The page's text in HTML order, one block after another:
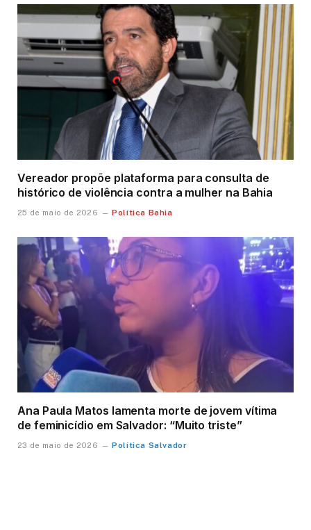
Vereador propõe plataforma para consulta de
histórico de violência contra a mulher na Bahia
25 de maio de 2026 Política Bahia
Ana Paula Matos lamenta morte de jovem vítima
de feminicídio em Salvador: “Muito triste”
23 de maio de 2026 Política Salvador